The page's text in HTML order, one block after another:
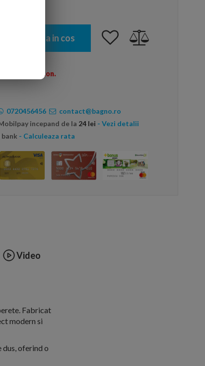
Adauga in cos
peste 600 Ron.
0720456456
contact@bagno.ro
incepand de la 24 lei - Vezi detalii
- Calculeaza rata
Video
Fabricat
modern si
oferind o